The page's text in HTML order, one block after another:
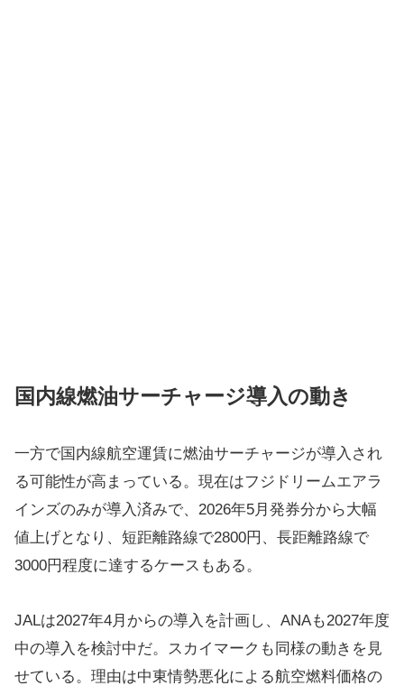
国内線燃油サーチャージ導入の動き
一方で国内線航空運賃に燃油サーチャージが導入され
る可能性が高まっている。現在はフジドリームエアラ
インズのみが導入済みで、2026年5月発券分から大幅
値上げとなり、短距離路線で2800円、長距離路線で
3000円程度に達するケースもある。
JALは2027年4月からの導入を計画し、ANAも2027年度
中の導入を検討中だ。スカイマークも同様の動きを見
せている。理由は中東情勢悪化による航空燃料価格の